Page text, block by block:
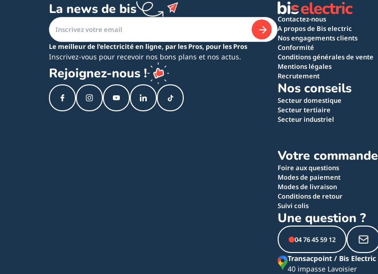
La news de bis
Le meilleur de l’electricité en ligne, par les Pros, pour les Pros
Inscrivez-vous pour recevoir nos bons plans et nos actus.
Rejoignez-nous !
Contactez-nous
A propos de Bis electric
Nos engagements clients
Conformité
Conditions générales de vente
Mentions légales
Recrutement
Nos conseils
Secteur domestique
Secteur tertiaire
Secteur industriel
Votre commande
Foire aux questions
Modes de paiement
Modes de livraison
Conditions de retour
Suivi colis
Une question ?
04 76 45 59 12
Transacpoint / Bis Electric
40 impasse Lavoisier